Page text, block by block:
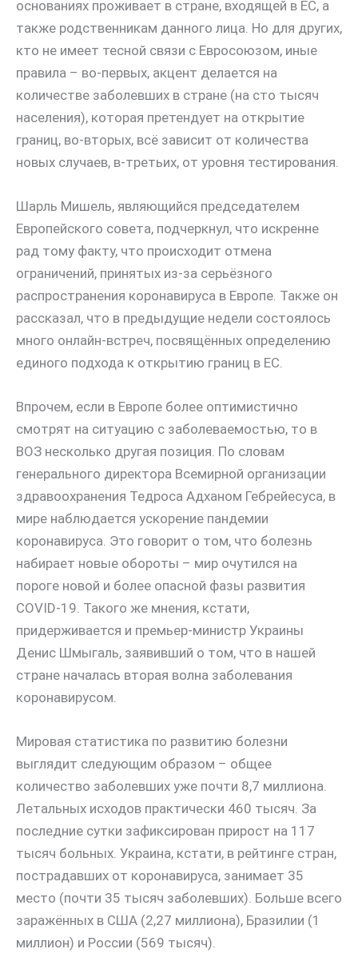
основаниях проживает в стране, входящей в ЕС, а
также родственникам данного лица. Но для других,
кто не имеет тесной связи с Евросоюзом, иные
правила – во-первых, акцент делается на
количестве заболевших в стране (на сто тысяч
населения), которая претендует на открытие
границ, во-вторых, всё зависит от количества
новых случаев, в-третьих, от уровня тестирования.
Шарль Мишель, являющийся председателем
Европейского совета, подчеркнул, что искренне
рад тому факту, что происходит отмена
ограничений, принятых из-за серьёзного
распространения коронавируса в Европе. Также он
рассказал, что в предыдущие недели состоялось
много онлайн-встреч, посвящённых определению
единого подхода к открытию границ в ЕС.
Впрочем, если в Европе более оптимистично
смотрят на ситуацию с заболеваемостью, то в
ВОЗ несколько другая позиция. По словам
генерального директора Всемирной организации
здравоохранения Тедроса Адханом Гебрейесуса, в
мире наблюдается ускорение пандемии
коронавируса. Это говорит о том, что болезнь
набирает новые обороты – мир очутился на
пороге новой и более опасной фазы развития
COVID-19. Такого же мнения, кстати,
придерживается и премьер-министр Украины
Денис Шмыгаль, заявивший о том, что в нашей
стране началась вторая волна заболевания
коронавирусом.
Мировая статистика по развитию болезни
выглядит следующим образом – общее
количество заболевших уже почти 8,7 миллиона.
Летальных исходов практически 460 тысяч. За
последние сутки зафиксирован прирост на 117
тысяч больных. Украина, кстати, в рейтинге стран,
пострадавших от коронавируса, занимает 35
место (почти 35 тысяч заболевших). Больше всего
заражённых в США (2,27 миллиона), Бразилии (1
миллион) и России (569 тысяч).